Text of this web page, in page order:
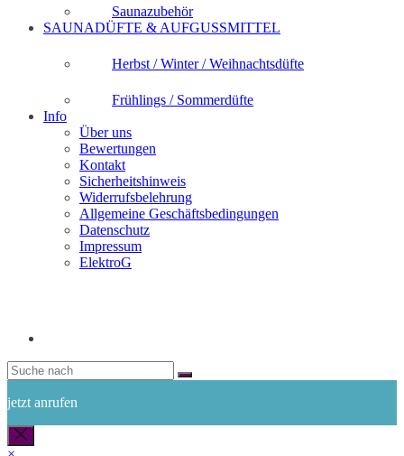
Saunazubehör
SAUNADÜFTE & AUFGUSSMITTEL
Herbst / Winter / Weihnachtsdüfte
Frühlings / Sommerdüfte
Info
Über uns
Bewertungen
Kontakt
Sicherheitshinweis
Widerrufsbelehrung
Allgemeine Geschäftsbedingungen
Datenschutz
Impressum
ElektroG
jetzt anrufen